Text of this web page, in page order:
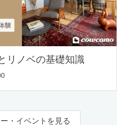
リノベの基礎知識
・イベントを見る